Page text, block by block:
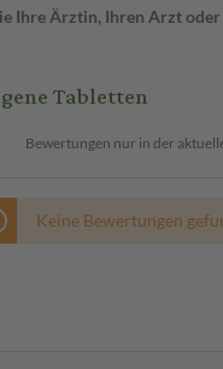
Ihre Ärztin, Ihren Arzt
Tabletten
Bewertungen nur in der
Keine Bewertungen